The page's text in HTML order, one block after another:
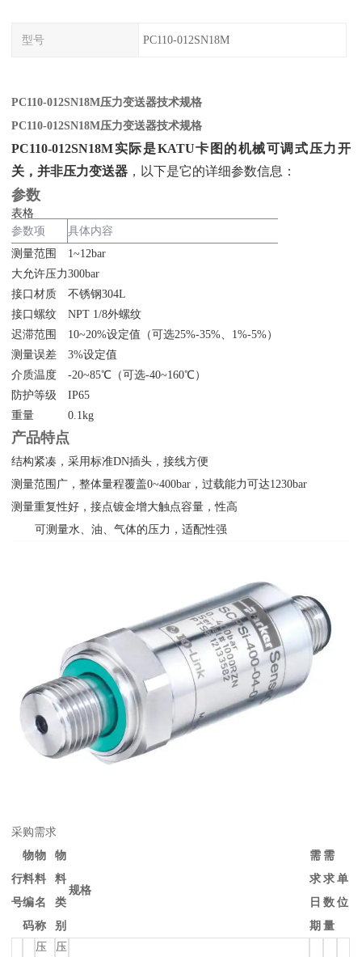
型号 PC110-012SN18M
PC110-012SN18M压力变送器技术规格
PC110-012SN18M压力变送器技术规格
PC110-012SN18M实际是KATU卡图的机械可调式压力开
关，并非压力变送器 ‌，以下是它的详细参数信息：
参数
表格
参数项
具体内容
测量范围
1~12bar
大允许压力300bar
接口材质
不锈钢304L
接口螺纹
NPT 1/8外螺纹
迟滞范围
10~20%设定值（可选25%-35%、1%-5%）
测量误差
3%设定值
介质温度
-20~85℃（可选-40~160℃）
防护等级
IP65
重量
0.1kg
产品特点
结构紧凑，采用标准DN插头，接线方便
测量范围广，整体量程覆盖0~400bar，过载能力可达1230bar
测量重复性好，接点镀金增大触点容量，性高
可测量水、油、气体的压力，适配性强
采购需求
行
号
物
料
编
码
物
料
名
称
物
料
类
别
规格
需
求
日
期
需
求
数
量
单
位
压
压